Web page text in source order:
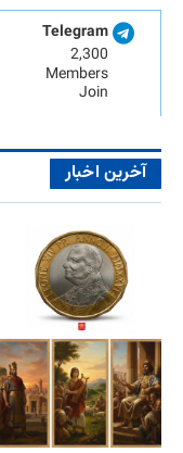
Telegram
2,300
Members
Join
آخرین اخبار